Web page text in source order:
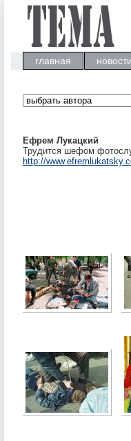
главная новости
Ефрем Лукацкий
Трудится шефом
http://